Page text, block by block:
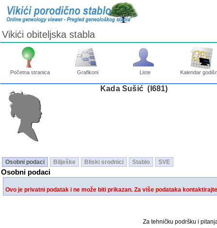
Vikići obiteljska stabla
Početna stranica Grafikoni Liste Kalendar
Kada Sušić ‎(I681)‎
Osobni podaci Bilješke Bliski srodnici Stablo SVE
Osobni podaci
Ovo je privatni podatak i ne može biti prikazan. Za više podataka
Za tehničku podršku i